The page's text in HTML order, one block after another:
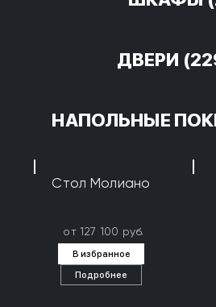
ДВЕРИ
НАПОЛЬНЫЕ
Стол Молиано
от 127 100 руб.
В избранное
Подробнее